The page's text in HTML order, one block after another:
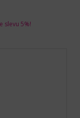
slevu 5%!